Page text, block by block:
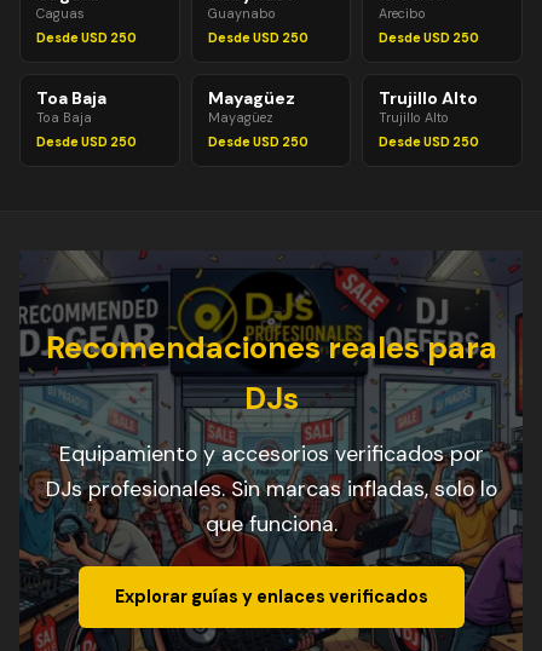
Caguas
Desde USD 250
Guaynabo
Desde USD 250
Arecibo
Desde USD 250
Toa Baja
Toa Baja
Desde USD 250
Mayagüez
Mayagüez
Desde USD 250
Trujillo Alto
Trujillo Alto
Desde USD 250
Recomendaciones reales para
DJs
Equipamiento y accesorios verificados por
DJs profesionales. Sin marcas infladas, solo lo
que funciona.
Explorar guías y enlaces verificados